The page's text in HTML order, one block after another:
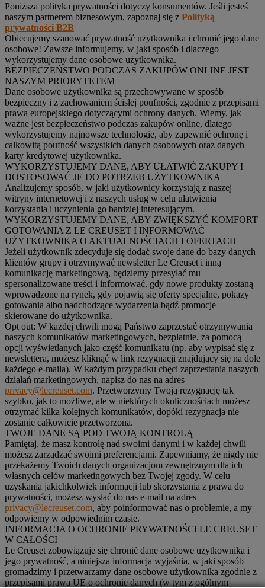
Poniższa polityka prywatności dotyczy konsumentów. Jeśli jesteś
naszym partnerem biznesowym, zapoznaj się z Polityką
prywatności B2B
Obiecujemy szanować prywatność użytkownika i chronić jego dane
osobowe! Zawsze informujemy, w jaki sposób i dlaczego
wykorzystujemy dane osobowe użytkownika.
BEZPIECZEŃSTWO PODCZAS ZAKUPÓW ONLINE JEST
NASZYM PRIORYTETEM
Dane osobowe użytkownika są przechowywane w sposób
bezpieczny i z zachowaniem ścisłej poufności, zgodnie z przepisami
prawa europejskiego dotyczącymi ochrony danych. Wiemy, jak
ważne jest bezpieczeństwo podczas zakupów online, dlatego
wykorzystujemy najnowsze technologie, aby zapewnić ochronę i
całkowitą poufność wszystkich danych osobowych oraz danych
karty kredytowej użytkownika.
WYKORZYSTUJEMY DANE, ABY UŁATWIĆ ZAKUPY I
DOSTOSOWAĆ JE DO POTRZEB UŻYTKOWNIKA
Analizujemy sposób, w jaki użytkownicy korzystają z naszej
witryny internetowej i z naszych usług w celu ułatwienia
korzystania i uczynienia go bardziej interesującym.
WYKORZYSTUJEMY DANE, ABY ZWIĘKSZYĆ KOMFORT
GOTOWANIA Z LE CREUSET I INFORMOWAĆ
UŻYTKOWNIKA O AKTUALNOŚCIACH I OFERTACH
Jeżeli użytkownik zdecyduje się dodać swoje dane do bazy danych
klientów grupy i otrzymywać newsletter Le Creuset i inną
komunikację marketingową, będziemy przesyłać mu
spersonalizowane treści i informować, gdy nowe produkty zostaną
wprowadzone na rynek, gdy pojawią się oferty specjalne, pokazy
gotowania albo nadchodzące wydarzenia bądź promocje
skierowane do użytkownika.
Opt out: W każdej chwili mogą Państwo zaprzestać otrzymywania
naszych komunikatów marketingowych, bezpłatnie, za pomocą
opcji wyświetlanych jako część komunikatu (np. aby wypisać się z
newslettera, możesz kliknąć w link rezygnacji znajdujący się na dole
każdego e-maila). W każdym przypadku chęci zaprzestania naszych
działań marketingowych, napisz do nas na adres
privacy@lecreuset.com. Przetworzymy Twoją rezygnację tak
szybko, jak to możliwe, ale w niektórych okolicznościach możesz
otrzymać kilka kolejnych komunikatów, dopóki rezygnacja nie
zostanie całkowicie przetworzona.
TWOJE DANE SĄ POD TWOJĄ KONTROLĄ
Pamiętaj, że masz kontrolę nad swoimi danymi i w każdej chwili
możesz zarządzać swoimi preferencjami. Zapewniamy, że nigdy nie
przekażemy Twoich danych organizacjom zewnętrznym dla ich
własnych celów marketingowych bez Twojej zgody. W celu
uzyskania jakichkolwiek informacji lub skorzystania z prawa do
prywatności, możesz wysłać do nas e-mail na adres
privacy@lecreuset.com, aby poinformować nas o problemie, a my
odpowiemy w odpowiednim czasie.
INFORMACJA O OCHRONIE PRYWATNOŚCI LE CREUSET
W CAŁOŚCI
Le Creuset zobowiązuje się chronić dane osobowe użytkownika i
jego prywatność, a niniejsza informacja wyjaśnia, w jaki sposób
gromadzimy i przetwarzamy dane osobowe użytkownika zgodnie z
przepisami prawa UE o ochronie danych (w tym z ogólnym